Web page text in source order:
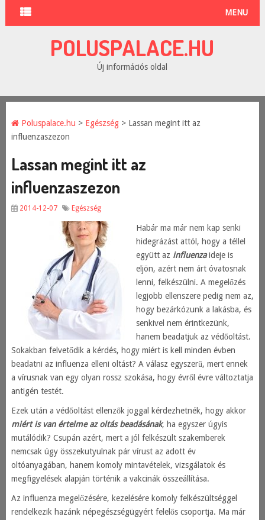
MENU
POLUSPALACE.HU
Új információs oldal
Poluspalace.hu > Egészség> Lassan megint itt az
influenzaszezon
Lassan megint itt az
influenzaszezon
2014-12-07 Egészség
Habár ma már nem kap senki
hidegrázást attól, hogy a téllel
együtt az influenza ideje is
eljön, azért nem árt óvatosnak
lenni, felkészülni. A megelőzés
legjobb ellenszere pedig nem az,
hogy bezárkózunk a lakásba, és
senkivel nem érintkezünk,
hanem beadatjuk az védőoltást.
Sokakban felvetődik a kérdés, hogy miért is kell minden évben
beadatni az influenza elleni oltást? A válasz egyszerű, mert ennek
a vírusnak van egy olyan rossz szokása, hogy évről évre változtatja
antigén testét.
Ezek után a védőoltást ellenzők joggal kérdezhetnék, hogy akkor
miért is van értelme az oltás beadásának, ha egyszer úgyis
mutálódik? Csupán azért, mert a jól felkészült szakemberek
nemcsak úgy összekutyulnak pár vírust az adott év
oltóanyagában, hanem komoly mintavételek, vizsgálatok és
megfigyelések alapján történik a vakcinák összeállítása.
Az influenza megelőzésére, kezelésére komoly felkészültséggel
rendelkezik hazánk népegészségügyért felelős csoportja. Ma már